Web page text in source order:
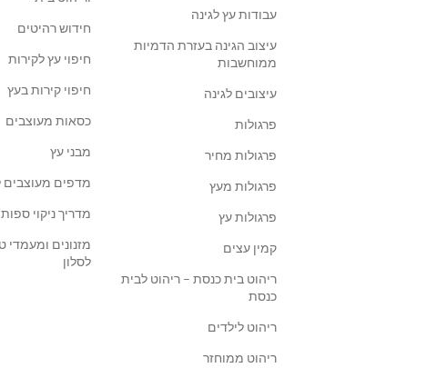
עבודות עץ לגינה
עיצוב הגינה בעזרת הדמיות
ממוחשבות
עיצובים לגינה
פרגולות
פרגולות מחיר
פרגולות מעץ
פרגולות עץ
קמין עצים
ריהוט בית כנסת – ריהוט לבית
כנסת
ריהוט לילדים
ריהוט ממוחזר
חידוש רהיטים
חיפוי עץ לקירות
חיפוי קירות בעץ
כסאות מעוצבים
מבני עץ
מדפים מעוצבים
מדריך ניקוי ספות
מזנונים ומעמדי
לסלון